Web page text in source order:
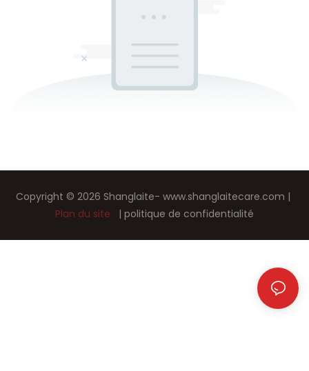
Copyright © 2026 Shanglaite- www.shanglaitecare.com |
Plan du site
| politique de confidentialité